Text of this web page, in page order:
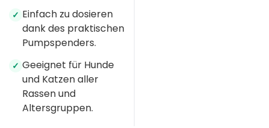
✓ Einfach zu dosieren
dank des praktischen
Pumpspenders.
✓ Geeignet für Hunde
und Katzen aller
Rassen und
Altersgruppen.